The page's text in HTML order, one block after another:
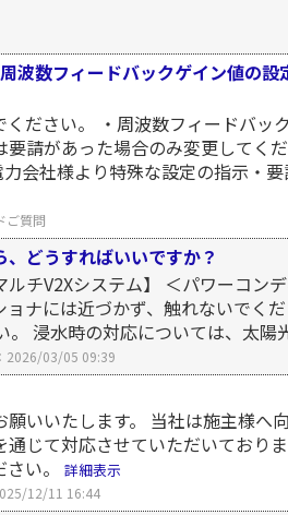
波数フィードバックゲイン値の設
ださい。 ・周波数フィードバッ
請があった場合のみ変更してくだ
会社様より特殊な設定の指示・
ご質問
どうすればいいですか？
チV2Xシステム】 ＜パワーコン
ナには近づかず、触れないでく
浸水時の対応については、太陽
2026/03/05 09:39
いいたします。 当社は施主様へ
じて対応させていただいており
い。
詳細表示
12/11 16:44